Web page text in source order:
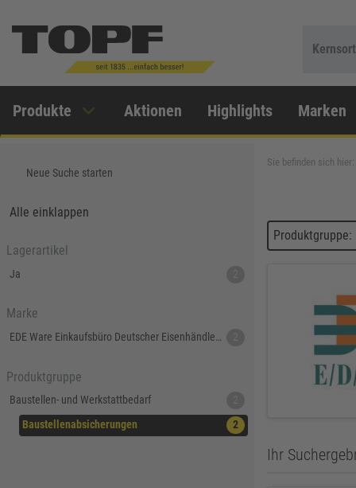
Produkte Aktionen Highlights Marken
Neue Suche starten
Alle einklappen
Lagerartikel
Ja 2
Marke
EDE Ware Einkaufsbüro Deutscher Eisenhändler GmbH 2
Produktgruppe
Baustellen- und Werkstattbedarf
2
Baustellenabsicherungen
2
Sie befinden sich hier:
Ihr